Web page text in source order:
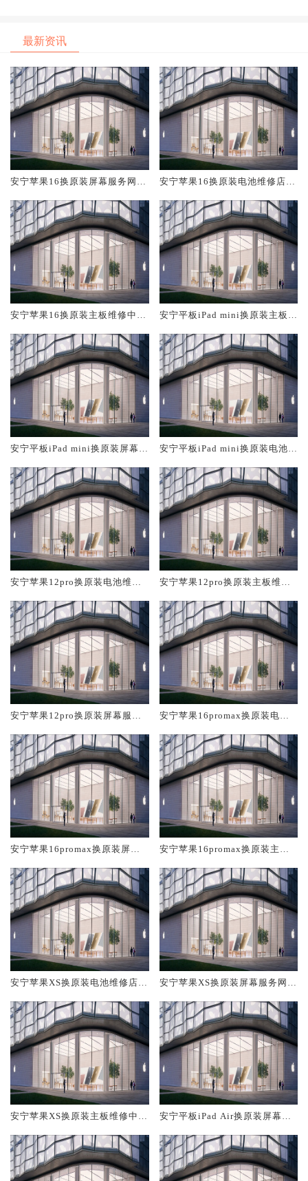
最新资讯
安宁苹果16换原装屏幕服务网点
安宁苹果16换原装电池维修店大
安宁苹果16换原装主板维修中心
安宁平板iPad mini换原装主板维
安宁平板iPad mini换原装屏幕服
安宁平板iPad mini换原装电池维
安宁苹果12pro换原装电池维修
安宁苹果12pro换原装主板维修
安宁苹果12pro换原装屏幕服务
安宁苹果16promax换原装电池
安宁苹果16promax换原装屏幕
安宁苹果16promax换原装主板
安宁苹果XS换原装电池维修店大
安宁苹果XS换原装屏幕服务网点
安宁苹果XS换原装主板维修中心
安宁平板iPad Air换原装屏幕服